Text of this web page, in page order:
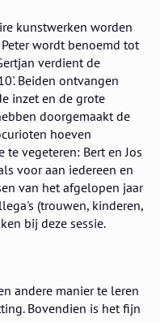
kunstwerken worden
wordt benoemd tot
verdient de
Beiden ontvangen
inzet en de grote
doorgemaakt de
hoeven
vegeteren: Bert en Jos
voor aan iedereen en
van het afgelopen jaar
(trouwen, kinderen,
bij deze sessie.
andere manier te leren
Bovendien is het fijn